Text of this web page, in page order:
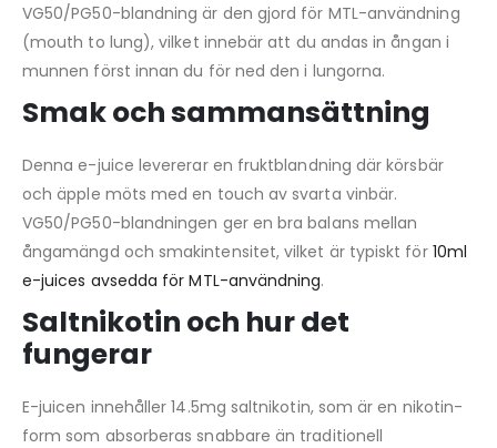
VG50/PG50-blandning är den gjord för MTL-användning
(mouth to lung), vilket innebär att du andas in ångan i
munnen först innan du för ned den i lungorna.
Smak och sammansättning
Denna e-juice levererar en fruktblandning där körsbär
och äpple möts med en touch av svarta vinbär.
VG50/PG50-blandningen ger en bra balans mellan
ångamängd och smakintensitet, vilket är typiskt för 10ml
e-juices avsedda för MTL-användning.
Saltnikotin och hur det
fungerar
E-juicen innehåller 14.5mg saltnikotin, som är en nikotin-
form som absorberas snabbare än traditionell